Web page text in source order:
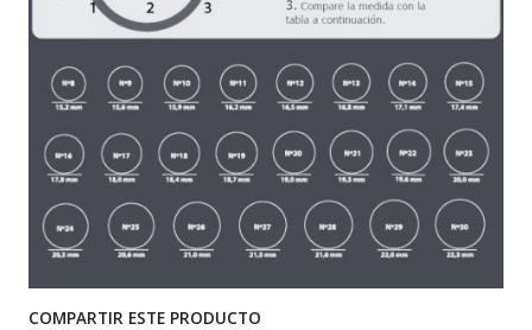
COMPARTIR ESTE PRODUCTO